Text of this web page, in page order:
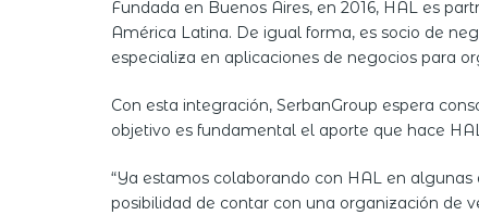
Fundada en Buenos Aires, en 2016, HAL es
América Latina. De igual forma, es socio de
especializa en aplicaciones de negocios para
Con esta integración, SerbanGroup espera
objetivo es fundamental el aporte que hace
“Ya estamos colaborando con HAL en
posibilidad de contar con una organización de